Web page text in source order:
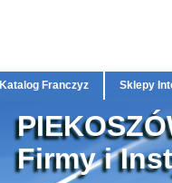
Katalog Franczyz Sklepy
Firmy i